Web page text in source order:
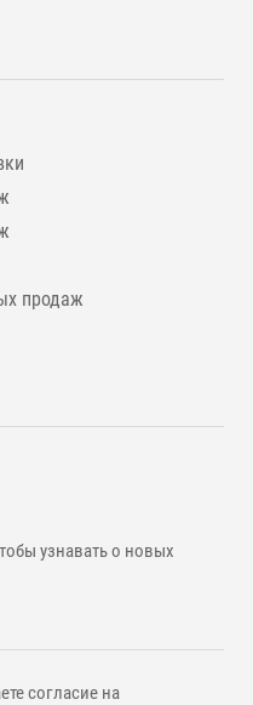
продаж
узнавать о новых
согласие на